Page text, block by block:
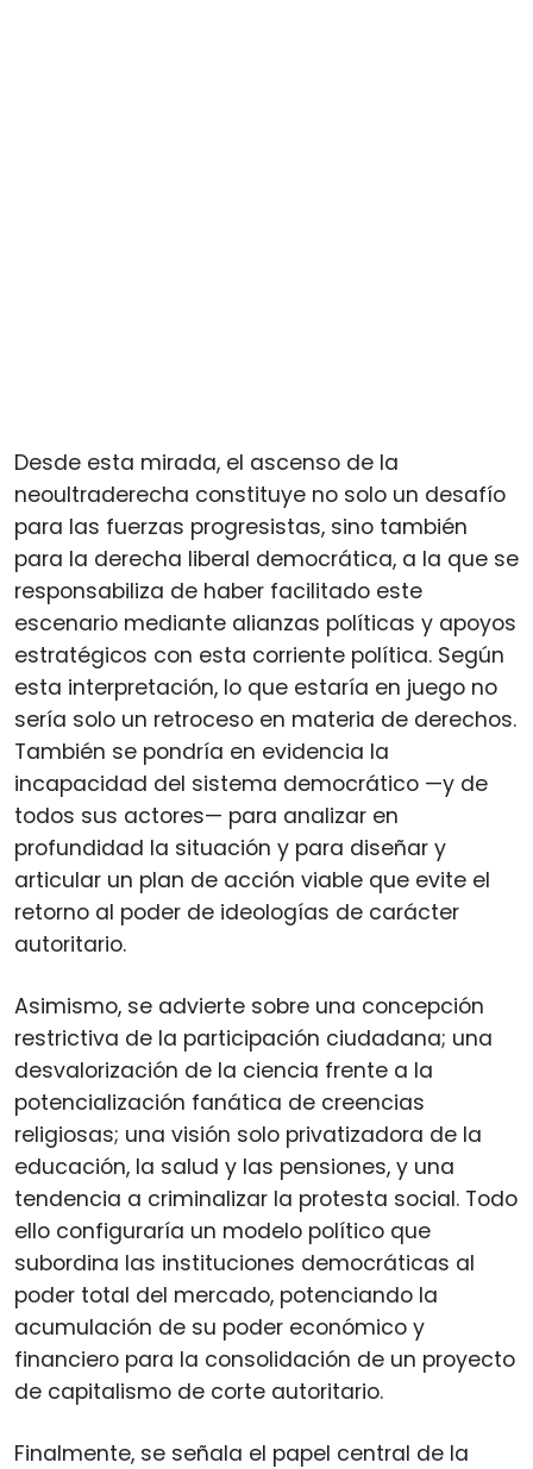
Desde esta mirada, el ascenso de la
neoultraderecha constituye no solo un desafío
para las fuerzas progresistas, sino también
para la derecha liberal democrática, a la que se
responsabiliza de haber facilitado este
escenario mediante alianzas políticas y apoyos
estratégicos con esta corriente política. Según
esta interpretación, lo que estaría en juego no
sería solo un retroceso en materia de derechos.
También se pondría en evidencia la
incapacidad del sistema democrático —y de
todos sus actores— para analizar en
profundidad la situación y para diseñar y
articular un plan de acción viable que evite el
retorno al poder de ideologías de carácter
autoritario.
Asimismo, se advierte sobre una concepción
restrictiva de la participación ciudadana; una
desvalorización de la ciencia frente a la
potencialización fanática de creencias
religiosas; una visión solo privatizadora de la
educación, la salud y las pensiones, y una
tendencia a criminalizar la protesta social. Todo
ello configuraría un modelo político que
subordina las instituciones democráticas al
poder total del mercado, potenciando la
acumulación de su poder económico y
financiero para la consolidación de un proyecto
de capitalismo de corte autoritario.
Finalmente, se señala el papel central de la